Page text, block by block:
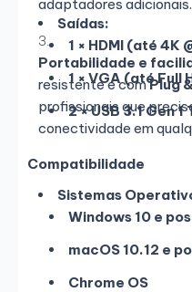
adaptadores adicionais.
Portabilidade e
resistente e comPlug
profissionais que
conectividade em
Saídas:
1 × HDMI (até 4K
1 × VGA (até Full
2 × USB 3.1 Gen
Compatibilidade
Sistemas
Windows 10 e
macOS 10.12 e
Chrome OS